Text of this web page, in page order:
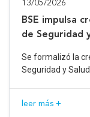
13/05/2026
BSE impulsa
de Seguridad
Se formalizó la
Seguridad y
leer más +